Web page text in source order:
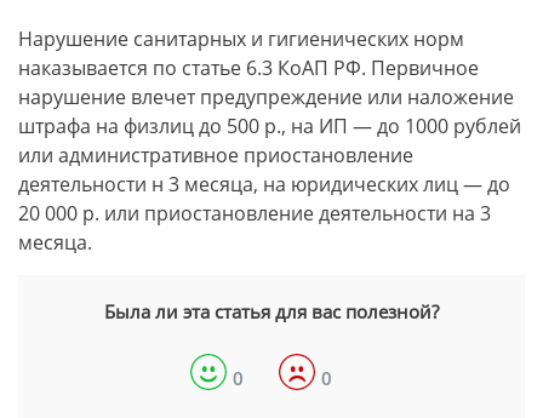
Нарушение санитарных и гигиенических норм
наказывается по статье 6.3 КоАП РФ. Первичное
нарушение влечет предупреждение или наложение
штрафа на физлиц до 500 р., на ИП — до 1000 рублей
или административное приостановление
деятельности н 3 месяца, на юридических лиц — до
20 000 р. или приостановление деятельности на 3
месяца.
Была ли эта статья для вас полезной?
0 0